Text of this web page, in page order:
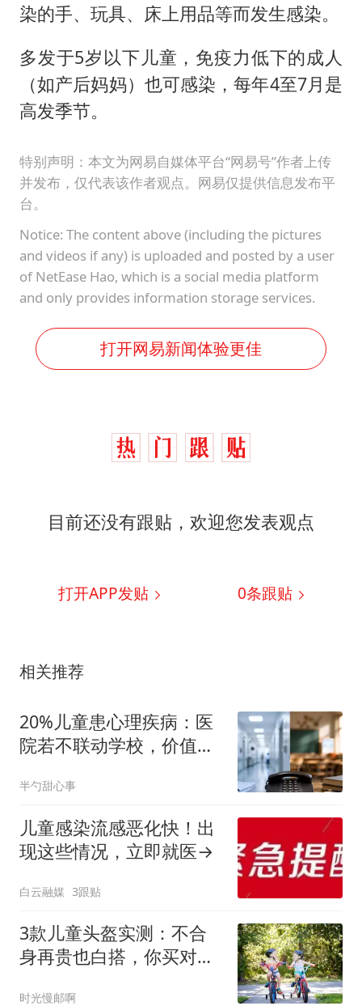
染的手、玩具、床上用品等而发生感染。
多发于5岁以下儿童，免疫力低下的成人
（如产后妈妈）也可感染，每年4至7月是
高发季节。
特别声明：本文为网易自媒体平台“网易号”作者上传
并发布，仅代表该作者观点。网易仅提供信息发布平
台。
Notice: The content above (including the pictures
and videos if any) is uploaded and posted by a user
of NetEase Hao, which is a social media platform
and only provides information storage services.
打开网易新闻体验更佳
目前还没有跟贴，欢迎您发表观点
打开APP发贴 0条跟贴
相关推荐
20%儿童患心理疾病：医
院若不联动学校，价值医
半勺甜心事
儿童感染流感恶化快！出
现这些情况，立即就医→
白云融媒 3跟贴
3款儿童头盔实测：不合
身再贵也白搭，你买对了
时光慢邮啊